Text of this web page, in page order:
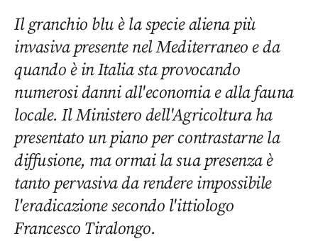
Il granchio blu è la specie aliena più
invasiva presente nel Mediterraneo e da
quando è in Italia sta provocando
numerosi danni all'economia e alla fauna
locale. Il Ministero dell'Agricoltura ha
presentato un piano per contrastarne la
diffusione, ma ormai la sua presenza è
tanto pervasiva da rendere impossibile
l'eradicazione secondo l'ittiologo
Francesco Tiralongo.